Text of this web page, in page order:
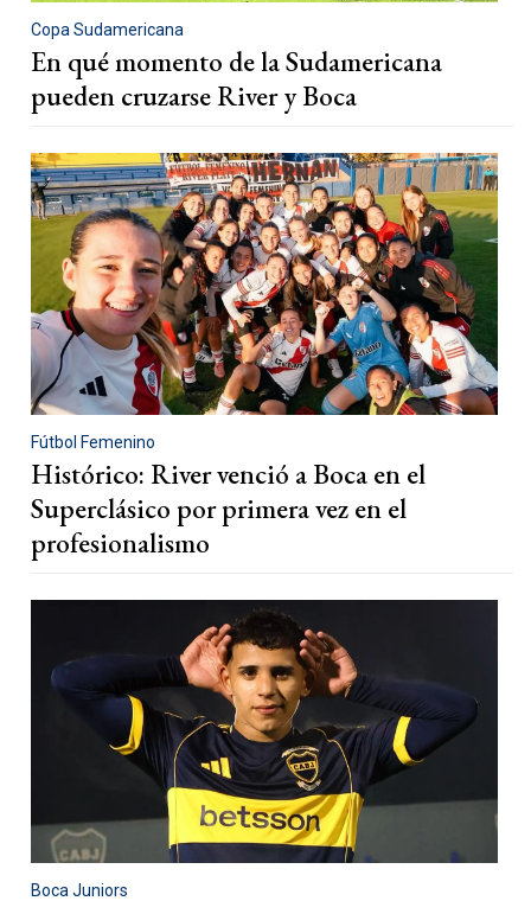
Copa Sudamericana
En qué momento de la Sudamericana
pueden cruzarse River y Boca
Fútbol Femenino
Histórico: River venció a Boca en el
Superclásico por primera vez en el
profesionalismo
Boca Juniors